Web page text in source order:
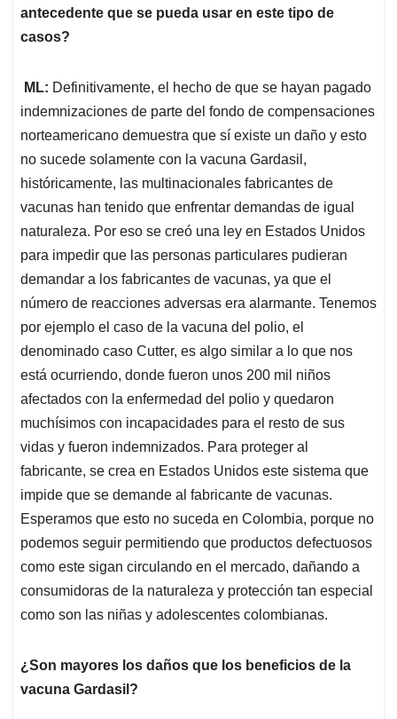
antecedente que se pueda usar en este tipo de
casos?
ML: Definitivamente, el hecho de que se hayan pagado
indemnizaciones de parte del fondo de compensaciones
norteamericano demuestra que sí existe un daño y esto
no sucede solamente con la vacuna Gardasil,
históricamente, las multinacionales fabricantes de
vacunas han tenido que enfrentar demandas de igual
naturaleza. Por eso se creó una ley en Estados Unidos
para impedir que las personas particulares pudieran
demandar a los fabricantes de vacunas, ya que el
número de reacciones adversas era alarmante. Tenemos
por ejemplo el caso de la vacuna del polio, el
denominado caso Cutter, es algo similar a lo que nos
está ocurriendo, donde fueron unos 200 mil niños
afectados con la enfermedad del polio y quedaron
muchísimos con incapacidades para el resto de sus
vidas y fueron indemnizados. Para proteger al
fabricante, se crea en Estados Unidos este sistema que
impide que se demande al fabricante de vacunas.
Esperamos que esto no suceda en Colombia, porque no
podemos seguir permitiendo que productos defectuosos
como este sigan circulando en el mercado, dañando a
consumidoras de la naturaleza y protección tan especial
como son las niñas y adolescentes colombianas.
¿Son mayores los daños que los beneficios de la
vacuna Gardasil?